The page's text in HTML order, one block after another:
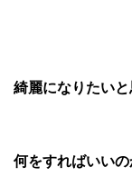
綺麗になりたい
何をすればいい